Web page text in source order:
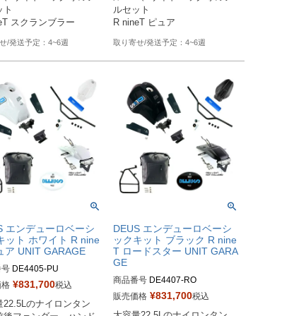
ト
スクランブラー
4~6週
ルセット
R nineT ピュア
4~6週
エンデューロベーシ
ット ホワイト R nine
ア UNIT GARAGE
DE4405-PU
車種とユーロ認証選択
¥831,700税込
22.5Lのナイロンタン
DEUS エンデューロベーシ
ックキット ブラック R nine
T ロードスター UNIT GARA
GE
商品番号 DE4407-RO
販売価格 ¥831,700税込